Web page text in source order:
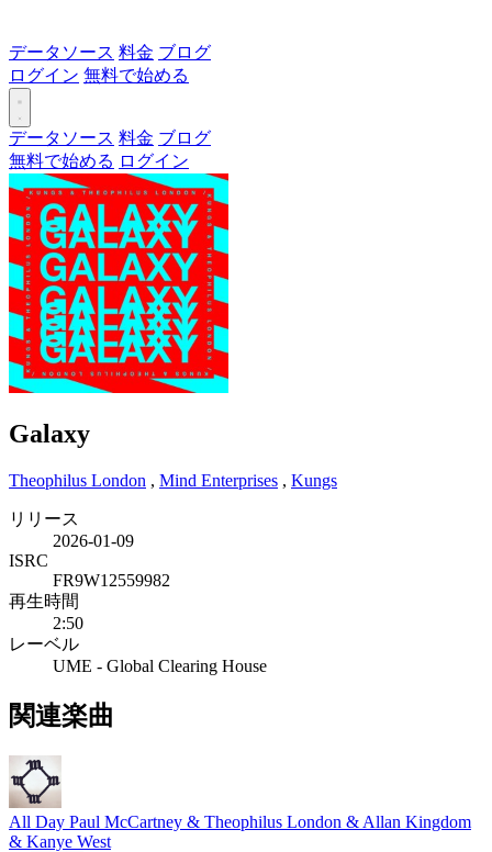
データソース 料金 ブログ
ログイン 無料で始める
データソース 料金 ブログ
無料で始める ログイン
Galaxy
Theophilus London , Mind Enterprises , Kungs
リリース
2026-01-09
ISRC
FR9W12559982
再生時間
2:50
レーベル
UME - Global Clearing House
関連楽曲
All Day Paul McCartney & Theophilus London & Allan Kingdom
& Kanye West